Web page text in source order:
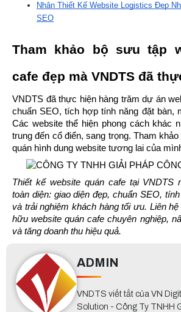
Nhận Thiết Kế Website Logistics Đẹp
SEO
Tham khảo bộ sưu tập
cafe đẹp mà VNDTS đã
VNDTS đã thực hiện hàng trăm dự án
chuẩn SEO, tích hợp tính năng đặt bàn,
Các website thể hiện phong cách khác
trung đến cổ điển, sang trọng. Tham
quán hình dung website tương lai của
Thiết kế website quán cafe tại VNDTS
toàn diện: giao diện đẹp, chuẩn SEO,
và trải nghiệm khách hàng tối ưu. Liên
hữu website quán cafe chuyên nghiệp,
và tăng doanh thu hiệu quả.
ADMIN
VNDTS viết tắt của VN
Solution - Công Ty TNHH